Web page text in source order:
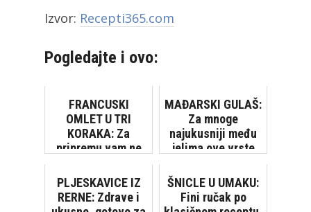
Izvor: Recepti365.com
Pogledajte i ovo:
FRANCUSKI
OMLET U TRI
KORAKA: Za
pripremu vam ne
minute!
MAĐARSKI GULAŠ:
Za mnoge
najukusniji među
jelima ove vrste
PLJESKAVICE IZ
RERNE: Zdrave i
ŠNICLE U UMAKU:
Fini ručak po